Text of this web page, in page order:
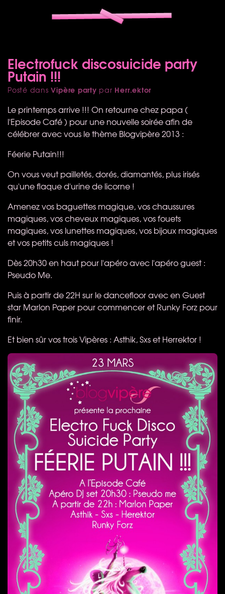
Electrofuck discosuicide party
Putain !!!
Posté dansVipère party par Herr.ektor
Le printemps arrive !!! On retourne chez papa (
l'Episode Café ) pour une nouvelle soirée afin de
célébrer avec vous le thème Blogvipère 2013 :
Féerie Putain!!!
On vous veut pailletés, dorés, diamantés, plus irisés
qu'une flaque d'urine de licorne !
Amenez vos baguettes magique, vos chaussures
magiques, vos cheveux magiques, vos fouets
magiques, vos lunettes magiques, vos bijoux magiques
et vos petits culs magiques !
Dès 20h30 en haut pour l'apéro avec l'apéro guest :
Pseudo Me.
Puis à partir de 22H sur le dancefloor avec en Guest
star Marlon Paper pour commencer et Runky Forz pour
finir.
Et bien sûr vos trois Vipères : Asthik, Sxs et Herrektor !